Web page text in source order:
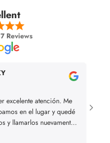
Reviews
excelente atención. Me
en el lugar y quedé
y llamarlos nuevamente